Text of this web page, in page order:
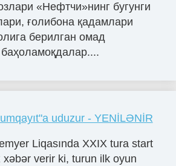
«Нефтчи»нинг бугунги
ғолибона қадамлари
берилган омад
uduzur - YENİLƏNİR
Liqasında XXIX tura start
xəbər verir ki, turun ilk oyun